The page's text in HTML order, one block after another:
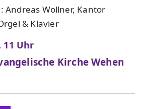
Andreas Wollner, Kantor
& Klavier
11 Uhr
Kirche Wehen